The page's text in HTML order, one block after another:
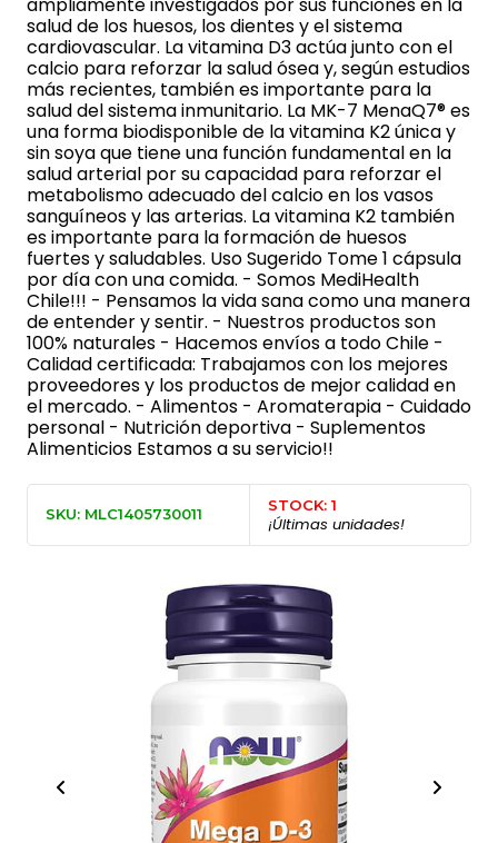
ampliamente investigados por sus funciones en la
salud de los huesos, los dientes y el sistema
cardiovascular. La vitamina D3 actúa junto con el
calcio para reforzar la salud ósea y, según estudios
más recientes, también es importante para la
salud del sistema inmunitario. La MK-7 MenaQ7® es
una forma biodisponible de la vitamina K2 única y
sin soya que tiene una función fundamental en la
salud arterial por su capacidad para reforzar el
metabolismo adecuado del calcio en los vasos
sanguíneos y las arterias. La vitamina K2 también
es importante para la formación de huesos
fuertes y saludables. Uso Sugerido Tome 1 cápsula
por día con una comida. - Somos MediHealth
Chile!!! - Pensamos la vida sana como una manera
de entender y sentir. - Nuestros productos son
100% naturales - Hacemos envíos a todo Chile -
Calidad certificada: Trabajamos con los mejores
proveedores y los productos de mejor calidad en
el mercado. - Alimentos - Aromaterapia - Cuidado
personal - Nutrición deportiva - Suplementos
Alimenticios Estamos a su servicio!!
SKU: MLC1405730011
STOCK: 1
¡Últimas unidades!